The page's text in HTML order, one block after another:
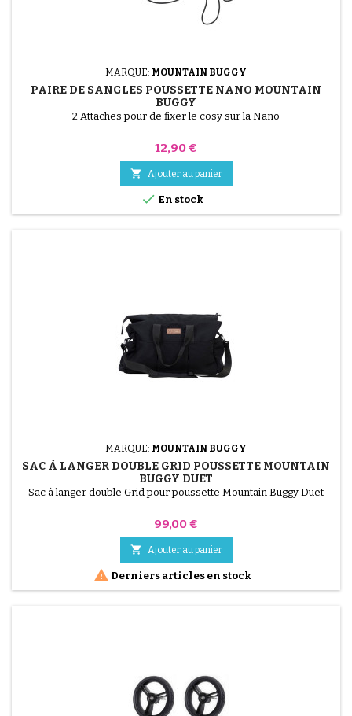
MARQUE: MOUNTAIN BUGGY
PAIRE DE SANGLES POUSSETTE NANO MOUNTAIN
BUGGY
2 Attaches pour de fixer le cosy sur la Nano
Prix
12,90 €
 Ajouter au panier
 En stock
MARQUE: MOUNTAIN BUGGY
SAC À LANGER DOUBLE GRID POUSSETTE MOUNTAIN
BUGGY DUET
Sac à langer double Grid pour poussette Mountain Buggy Duet
Prix
99,00 €
 Ajouter au panier
 Derniers articles en stock